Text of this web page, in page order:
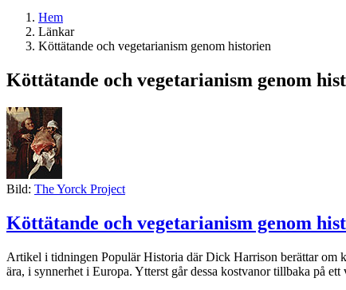
Hem
Länkar
Köttätande och vegetarianism genom historien
Köttätande och vegetarianism genom
Bild: The Yorck Project
Köttätande och vegetarianism genom
Artikel i tidningen Populär Historia där Dick Harrison berättar om
ära, i synnerhet i Europa. Ytterst går dessa kostvanor tillbaka på